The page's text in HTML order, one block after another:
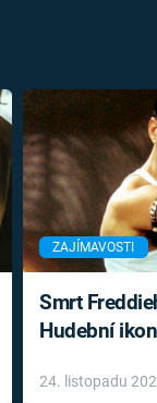
ZAJÍMAVOSTI
Smrt
Hudební
léky
24. listopadu